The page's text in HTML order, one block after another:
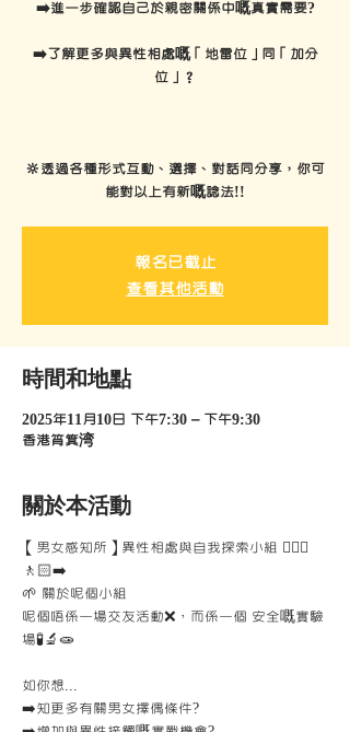
➡️進一步確認自己於親密關係中嘅真實需要?
➡️了解更多與異性相處嘅「地雷位」同「加分
位」？
🔆透過各種形式互動、選擇、對話同分享，你可
能對以上有新嘅諗法!!
報名已截止
查看其他活動
時間和地點
2025年11月10日 下午7:30 – 下午9:30
香港筲箕湾
關於本活動
【男女感知所】異性相處與自我探索小組 🚶🏻‍♀️
🚶🏻‍➡️
🌱 關於呢個小組
呢個唔係一場交友活動❌，而係一個 安全嘅實驗
場🧪🔬🧫
如你想...
➡️知更多有關男女擇偶條件?